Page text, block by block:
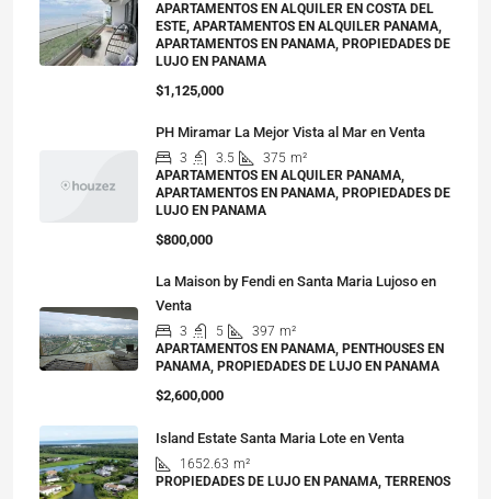
APARTAMENTOS EN ALQUILER EN COSTA DEL
ESTE, APARTAMENTOS EN ALQUILER PANAMA,
APARTAMENTOS EN PANAMA, PROPIEDADES DE
LUJO EN PANAMA
$1,125,000
PH Miramar La Mejor Vista al Mar en Venta
3 3.5 375 m²
APARTAMENTOS EN ALQUILER PANAMA,
APARTAMENTOS EN PANAMA, PROPIEDADES DE
LUJO EN PANAMA
$800,000
La Maison by Fendi en Santa Maria Lujoso en
Venta
3 5 397 m²
APARTAMENTOS EN PANAMA, PENTHOUSES EN
PANAMA, PROPIEDADES DE LUJO EN PANAMA
$2,600,000
Island Estate Santa Maria Lote en Venta
1652.63 m²
PROPIEDADES DE LUJO EN PANAMA, TERRENOS